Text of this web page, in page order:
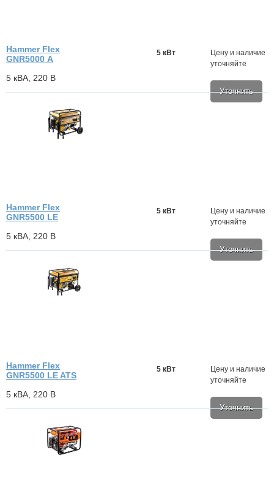
Hammer Flex
GNR5000 А
5 кВА, 220 В
Цену и наличие
уточняйте
Уточнить
5 кВт
Hammer Flex
GNR5500 LE
5 кВА, 220 В
Цену и наличие
уточняйте
Уточнить
5 кВт
Hammer Flex
GNR5500 LE ATS
5 кВА, 220 В
Цену и наличие
уточняйте
Уточнить
5 кВт